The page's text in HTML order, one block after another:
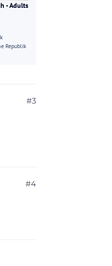
- Adults
Republik
#3
#4